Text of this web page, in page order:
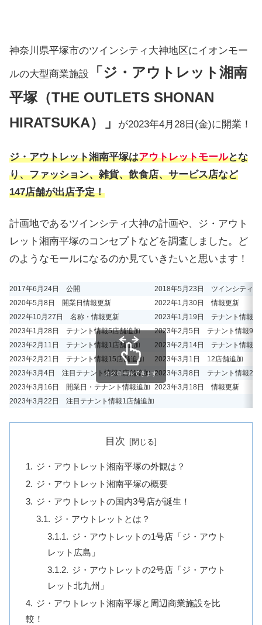
神奈川県平塚市のツインシティ大神地区にイオンモー
ルの大型商業施設
「ジ・アウトレット湘南
平塚（THE OUTLETS SHONAN
HIRATSUKA）」
が2023年4月28日(金)に開業！
ジ・アウトレット湘南平塚はアウトレットモールとな
り、ファッション、雑貨、飲食店、サービス店など
147店舗が出店予定！
計画地であるツインシティ大神の計画や、ジ・アウト
レット湘南平塚のコンセプトなどを調査しました。ど
のようなモールになるのか見ていきたいと思います！
2017年6月24日 公開
2018年5月23日 ツインシティ計
2020年5月8日 開業日情報更新
2022年1月30日 情報更新
2022年10月27日 名称・情報更新
2023年1月19日 テナント情報30
2023年1月28日 テナント情報5店舗追加
2023年2月5日 テナント情報9店
2023年2月11日 テナント情報1店舗追加
2023年2月14日 テナント情報2
2023年2月21日 テナント情報15店舗追加
2023年3月1日 12店舗追加
2023年3月4日 注目テナント情報1店舗追加 2023年3月8日 テナント情報2店
2023年3月16日 開業日・テナント情報追加 2023年3月18日 情報更新
2023年3月22日 注目テナント情報1店舗追加
スクロールできます
目次
ジ・アウトレット湘南平塚の外観は？
ジ・アウトレット湘南平塚の概要
ジ・アウトレットの国内3号店が誕生！
ジ・アウトレットとは？
ジ・アウトレットの1号店「ジ・アウト
レット広島」
ジ・アウトレットの2号店「ジ・アウト
レット北九州」
ジ・アウトレット湘南平塚と周辺商業施設を比
較！